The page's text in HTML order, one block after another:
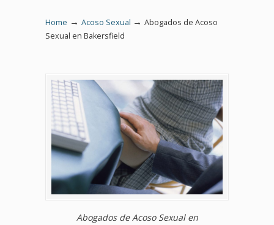
Home → Acoso Sexual → Abogados de Acoso
Sexual en Bakersfield
Abogados de Acoso Sexual en